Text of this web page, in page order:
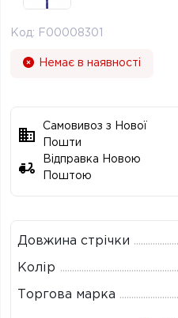
Код: F00008301
Немає в наявності
Самовивоз з Нової
Пошти
Відправка Новою
Поштою
Довжина стрічки
Колір
Торгова марка